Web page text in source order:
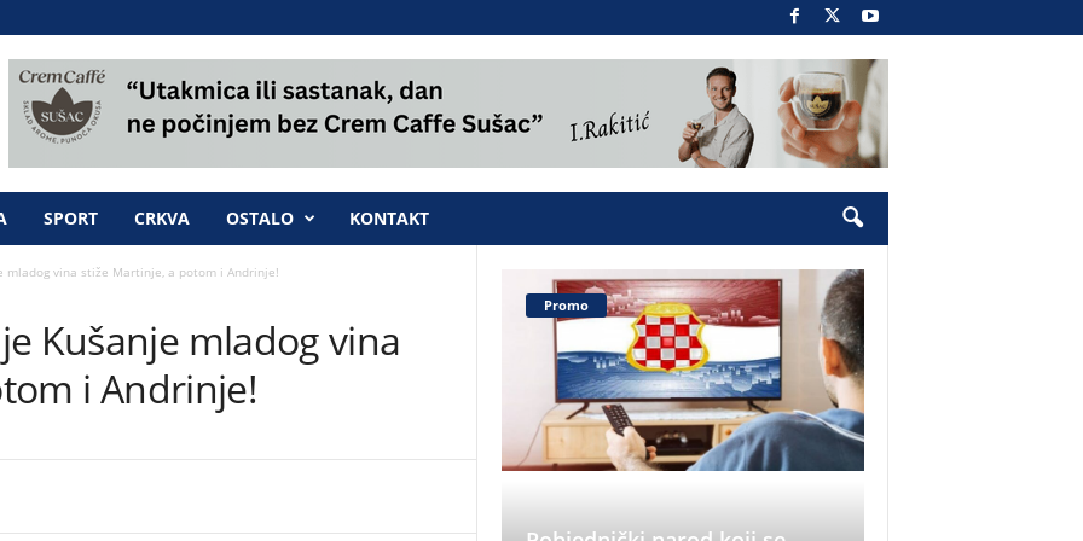
SPORT CRKVA OSTALO KONTAKT
mladog vina stiže Martinje, a potom i Andrinje!
Kušanje mladog vina
i Andrinje!
Promo